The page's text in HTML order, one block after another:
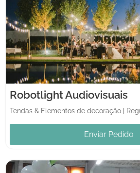
Robotlight Audiovisuais
Tendas & Elementos de decoração
Enviar Pedido